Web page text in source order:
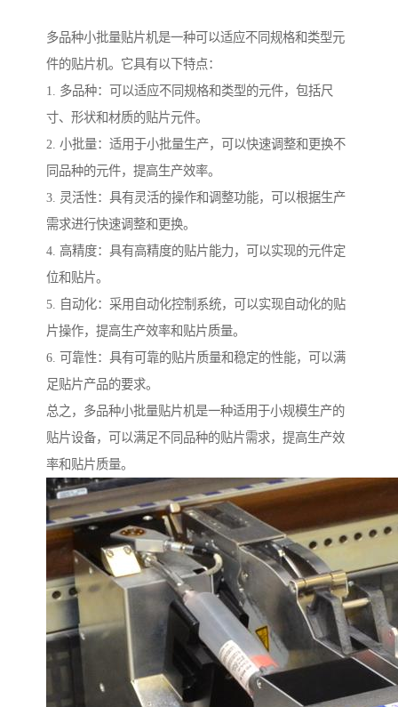
多品种小批量贴片机是一种可以适应不同规格和类型元
件的贴片机。它具有以下特点：
1. 多品种：可以适应不同规格和类型的元件，包括尺
寸、形状和材质的贴片元件。
2. 小批量：适用于小批量生产，可以快速调整和更换不
同品种的元件，提高生产效率。
3. 灵活性：具有灵活的操作和调整功能，可以根据生产
需求进行快速调整和更换。
4. 高精度：具有高精度的贴片能力，可以实现的元件定
位和贴片。
5. 自动化：采用自动化控制系统，可以实现自动化的贴
片操作，提高生产效率和贴片质量。
6. 可靠性：具有可靠的贴片质量和稳定的性能，可以满
足贴片产品的要求。
总之，多品种小批量贴片机是一种适用于小规模生产的
贴片设备，可以满足不同品种的贴片需求，提高生产效
率和贴片质量。